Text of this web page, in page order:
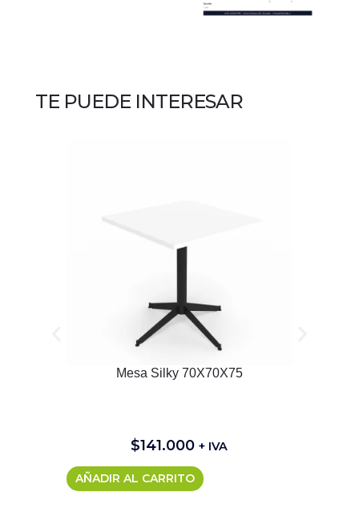
TE PUEDE INTERESAR
Mesa Silky 70X70X75
$141.000 + IVA
AÑADIR AL CARRITO